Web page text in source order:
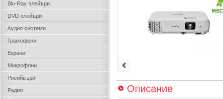
Blu-Ray плейъри
DVD плейъри
Аудио системи
Грамофони
Екрани
Микрофони
Рисийвъри
Радио Описание